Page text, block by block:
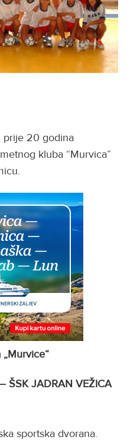
prije 20 godina
kluba “Murvica”
ŠSK JADRAN VEŽICA
sportska dvorana.